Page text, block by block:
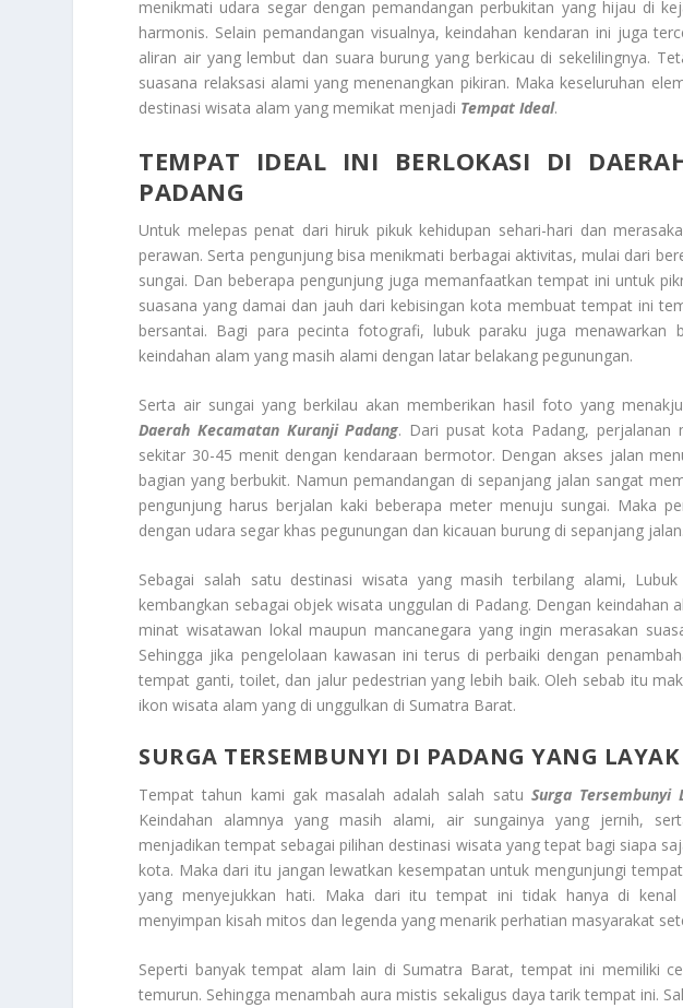
menikmati udara segar dengan pemandangan perbukitan yang hijau di
harmonis. Selain pemandangan visualnya, keindahan kendaran ini juga
aliran air yang lembut dan suara burung yang berkicau di sekelilingnya.
suasana relaksasi alami yang menenangkan pikiran. Maka keseluruhan
destinasi wisata alam yang memikat menjadi Tempat Ideal.
TEMPAT IDEAL INI BERLOKASI DI
PADANG
Untuk melepas penat dari hiruk pikuk kehidupan sehari-hari dan
perawan. Serta pengunjung bisa menikmati berbagai aktivitas, mulai dari
sungai. Dan beberapa pengunjung juga memanfaatkan tempat ini untuk
suasana yang damai dan jauh dari kebisingan kota membuat tempat ini
bersantai. Bagi para pecinta fotografi, lubuk paraku juga menawarkan
keindahan alam yang masih alami dengan latar belakang pegunungan.
Serta air sungai yang berkilau akan memberikan hasil foto yang
Daerah Kecamatan Kuranji Padang. Dari pusat kota Padang,
sekitar 30-45 menit dengan kendaraan bermotor. Dengan akses jalan
bagian yang berbukit. Namun pemandangan di sepanjang jalan sangat
pengunjung harus berjalan kaki beberapa meter menuju sungai. Maka
dengan udara segar khas pegunungan dan kicauan burung di sepanjang jalan.
Sebagai salah satu destinasi wisata yang masih terbilang alami,
kembangkan sebagai objek wisata unggulan di Padang. Dengan keindahan
minat wisatawan lokal maupun mancanegara yang ingin merasakan
Sehingga jika pengelolaan kawasan ini terus di perbaiki dengan
tempat ganti, toilet, dan jalur pedestrian yang lebih baik. Oleh sebab itu
ikon wisata alam yang di unggulkan di Sumatra Barat.
SURGA TERSEMBUNYI DI PADANG YANG
Tempat tahun kami gak masalah adalah salah satu Surga Tersembunyi
Keindahan alamnya yang masih alami, air sungainya yang jernih,
menjadikan tempat sebagai pilihan destinasi wisata yang tepat bagi siapa
kota. Maka dari itu jangan lewatkan kesempatan untuk mengunjungi
yang menyejukkan hati. Maka dari itu tempat ini tidak hanya di kenal
menyimpan kisah mitos dan legenda yang menarik perhatian masyarakat
Seperti banyak tempat alam lain di Sumatra Barat, tempat ini memiliki
temurun. Sehingga menambah aura mistis sekaligus daya tarik tempat ini.